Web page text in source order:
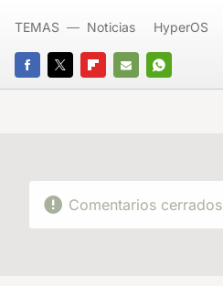
FACEBOOK
TWITTERFLIPBOARD
E-
WHATSAPP
TEMAS Noticias HyperOS
Comentarios cerrados